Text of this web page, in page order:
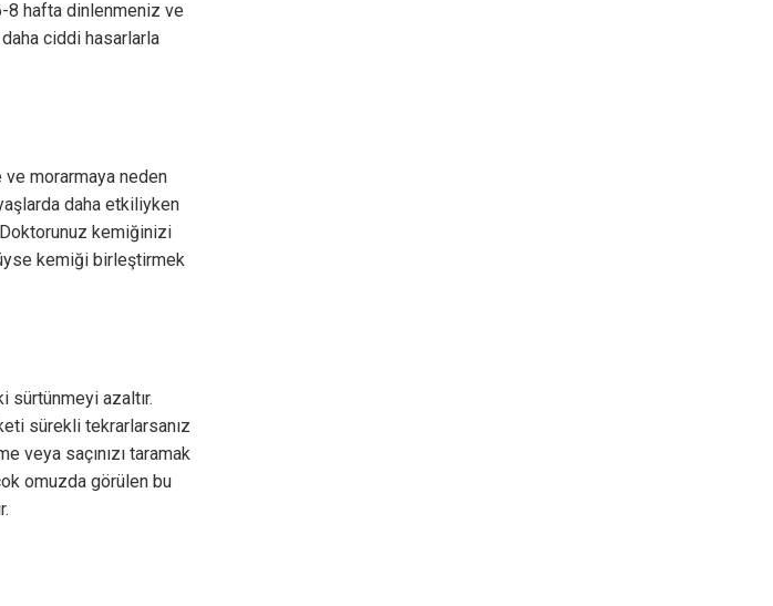
8 hafta dinlenmeniz ve
ciddi hasarlarla
ve morarmaya neden
daha etkiliyken
kemiğinizi
kemiği birleştirmek
sürtünmeyi azaltır.
sürekli tekrarlarsanız
veya saçınızı taramak
omuzda görülen bu